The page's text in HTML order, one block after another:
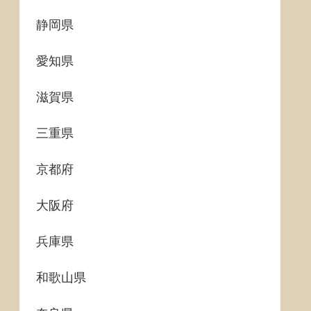
静岡県
愛知県
滋賀県
三重県
京都府
大阪府
兵庫県
和歌山県